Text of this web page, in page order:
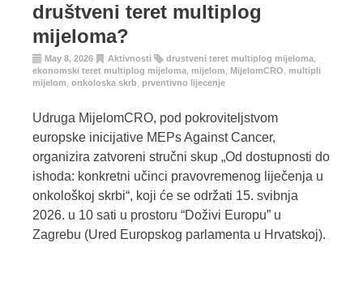
društveni teret multiplog
mijeloma?
May 8, 2026 Aktivnosti drustveni teret multiplog mijeloma
ekonomski teret multiplog mijeloma mijelom MijelomCRO
multipli
mijelom onkoloska skrb prventivno lijecenje
Udruga MijelomCRO, pod pokroviteljstvom
europske inicijative MEPs Against Cancer,
organizira zatvoreni stručni skup „Od dostupnosti do
ishoda: konkretni učinci pravovremenog liječenja u
onkološkoj skrbi“, koji će se održati 15. svibnja
2026. u 10 sati u prostoru “Doživi Europu” u
Zagrebu (Ured Europskog parlamenta u Hrvatskoj).